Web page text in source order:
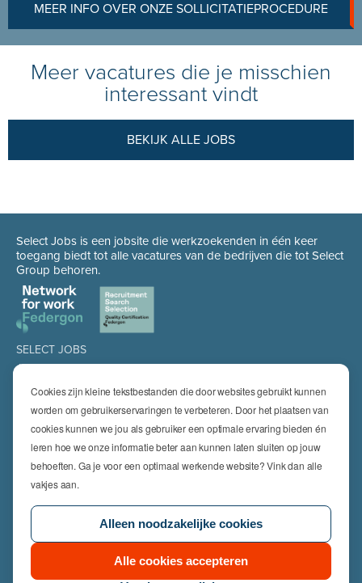
Cookies zijn kleine tekstbestanden die door websites gebruikt kunnen
worden om gebruikerservaringen te verbeteren. Door het plaatsen van
cookies kunnen we jou als gebruiker een optimale ervaring bieden én
leren hoe we onze informatie beter aan kunnen laten sluiten op jouw
behoeften. Ga je voor een optimaal werkende website? Vink dan alle
vakjes aan.
Alleen noodzakelijke cookies
Alle cookies accepteren
MEER INFO OVER ONZE SOLLICITATIEPROCEDURE
Meer vacatures die je misschien
interessant vindt
BEKIJK ALLE JOBS
Select Jobs is een jobsite die werkzoekenden in één keer
toegang biedt tot alle vacatures van de bedrijven die tot Select
Group behoren.
SELECT JOBS
Jobs
Job alert
SPECIALISATIES
Technics
High Technics & Engineering
Logistics
Finance & Insurance
Office
HR & Legal